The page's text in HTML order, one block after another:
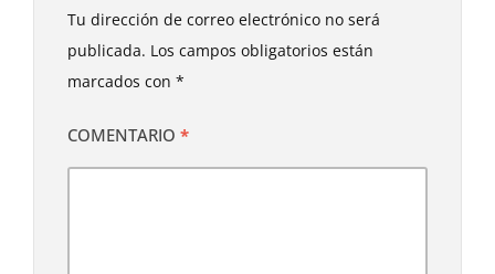
Tu dirección de correo electrónico no será
publicada. Los campos obligatorios están
marcados con *
COMENTARIO *